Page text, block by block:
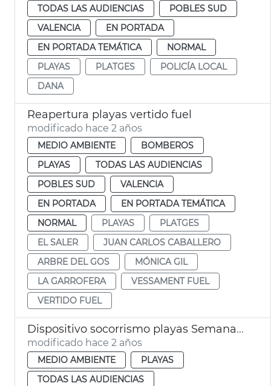
TODAS LAS AUDIENCIAS
POBLES SUD
VALENCIA
EN PORTADA
EN PORTADA TEMÁTICA
NORMAL
PLAYAS
PLATGES
POLICÍA LOCAL
DANA
Reapertura playas vertido fuel
modificado hace 2 años
MEDIO AMBIENTE
BOMBEROS
PLAYAS
TODAS LAS AUDIENCIAS
POBLES SUD
VALENCIA
EN PORTADA
EN PORTADA TEMÁTICA
NORMAL
PLAYAS
PLATGES
EL SALER
JUAN CARLOS CABALLERO
ARBRE DEL GOS
MÓNICA GIL
LA GARROFERA
VESSAMENT FUEL
VERTIDO FUEL
Dispositivo socorrismo playas Semana Santa
modificado hace 2 años
MEDIO AMBIENTE
PLAYAS
TODAS LAS AUDIENCIAS